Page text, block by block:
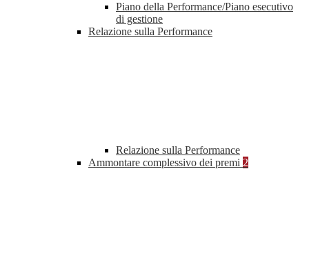
Piano della Performance/Piano esecutivo
di gestione
Relazione sulla Performance
Relazione sulla Performance
Ammontare complessivo dei premi 2